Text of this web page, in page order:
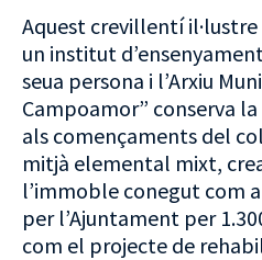
Aquest crevillentí
un institut
seua persona i l’Arxiu
Campoamor” conserva
als començaments del
mitjà elemental mixt,
l’immoble conegut com
per l’Ajuntament per
com el projecte de